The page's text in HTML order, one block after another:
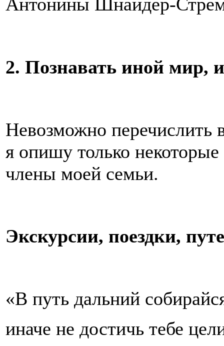
Антонины Шнайдер-
2. Познавать иной мир,
Невозможно перечислить
я опишу только
члены моей семьи.
Экскурсии, поездки,
«В путь дальний
иначе не достичь тебе